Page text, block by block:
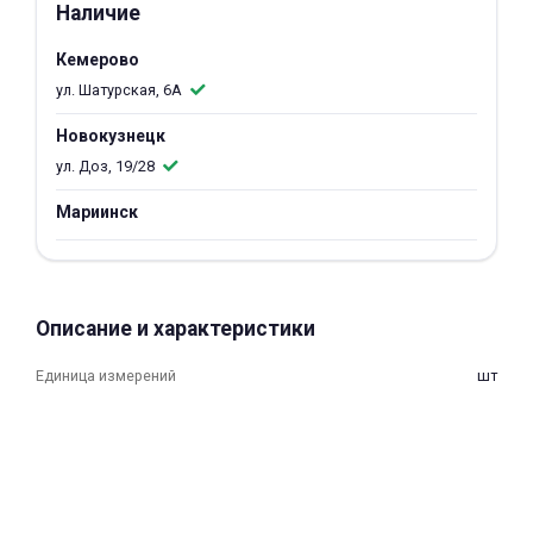
Наличие
Кемерово
ул. Шатурская, 6А
Новокузнецк
ул. Доз, 19/28
Мариинск
Описание и характеристики
Единица измерений шт
Оплачивайте сегодня только
25% картой любого банка
Получайте товар
выбранный способом
Оставшиеся75% будут
списыватьсяс вашей карты